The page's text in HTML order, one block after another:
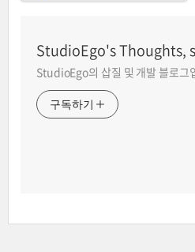
StudioEgo's Thoughts,
StudioEgo의 삽질 및 개발 블로그
구독하기